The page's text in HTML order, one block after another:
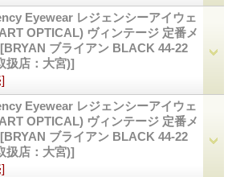
Eyewear レジェンシーアイウェ
OPTICAL) ヴィンテージ 定番メ
[BRYAN ブライアン BLACK 44-22
扱店：大宮)]
Eyewear レジェンシーアイウェ
OPTICAL) ヴィンテージ 定番メ
[BRYAN ブライアン BLACK 44-22
扱店：大宮)]